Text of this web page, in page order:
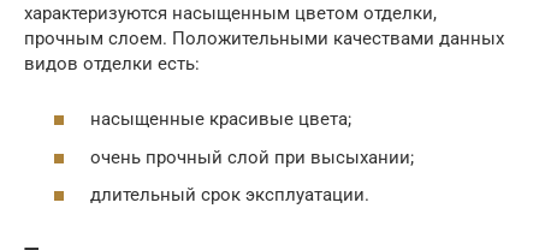
характеризуются насыщенным цветом отделки,
прочным слоем. Положительными качествами данных
видов отделки есть:
насыщенные красивые цвета;
очень прочный слой при высыхании;
длительный срок эксплуатации.